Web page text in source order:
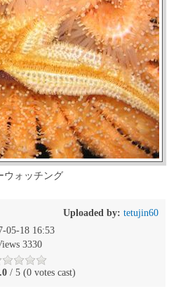
ウォッチング
Uploaded by: tetujin60
05-18 16:53
3330
/ 5 (0 votes cast)